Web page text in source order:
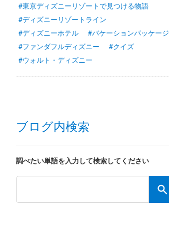
#東京ディズニーリゾートで見つける物語
#ディズニーリゾートライン
#ディズニーホテル
#バケーションパッケージ
#ファンダフルディズニー
#クイズ
#ウォルト・ディズニー
ブログ内検索
調べたい単語を入力して検索してください